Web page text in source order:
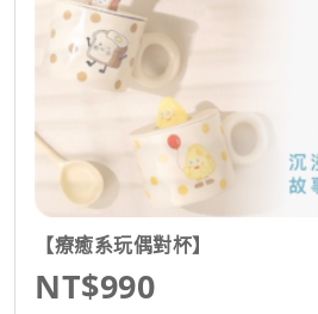
【療癒系玩偶對杯】
NT$990